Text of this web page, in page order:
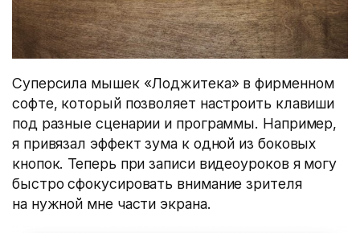
Суперсила мышек «Лоджитека» в фирменном
софте, который позволяет настроить клавиши
под разные сценарии и программы. Например,
я привязал эффект зума к одной из боковых
кнопок. Теперь при записи видеоуроков я могу
быстро сфокусировать внимание зрителя
на нужной мне части экрана.